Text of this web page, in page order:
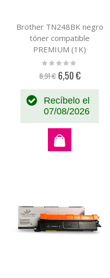
Brother TN248BK negro
tóner compatible
PREMIUM (1K)
Rating:
8,91 € Precio
6,50 €
Recíbelo el
07/08/2026